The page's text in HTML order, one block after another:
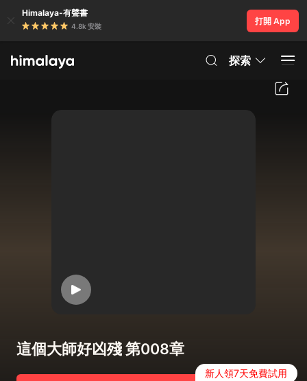
Himalaya-有聲書
4.8k 安裝
打開 App
探索
這個大師好凶殘 第008章
新人領7天免費試用